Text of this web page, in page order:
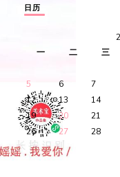
日历
一
二 三
5
6 7
12
13 14
19
20 21
26
27 28